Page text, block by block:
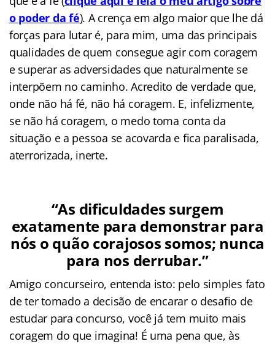
o poder da fé). A crença em algo maior que lhe dá
forças para lutar é, para mim, uma das principais
qualidades de quem consegue agir com coragem
e superar as adversidades que naturalmente se
interpõem no caminho. Acredito de verdade que,
onde não há fé, não há coragem. E, infelizmente,
se não há coragem, o medo toma conta da
situação e a pessoa se acovarda e fica paralisada,
aterrorizada, inerte.
“As dificuldades surgem
exatamente para demonstrar para
nós o quão corajosos somos; nunca
para nos derrubar.”
Amigo concurseiro, entenda isto: pelo simples fato
de ter tomado a decisão de encarar o desafio de
estudar para concurso, você já tem muito mais
coragem do que imagina! É uma pena que, às